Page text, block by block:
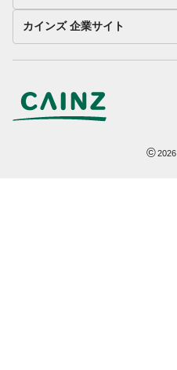
カインズ 企業サイト
©2026